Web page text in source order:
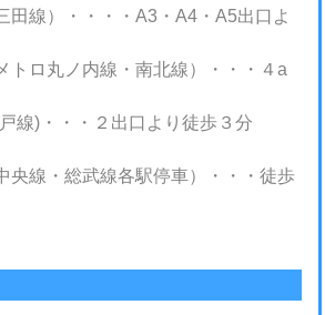
線）・・・・A3・A4・A5出口よ
ロ丸ノ内線・南北線）・・・４a
線)・・・２出口より徒歩３分
線・総武線各駅停車）・・・徒歩